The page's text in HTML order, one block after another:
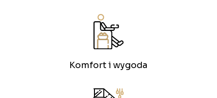
Komfort i wygoda